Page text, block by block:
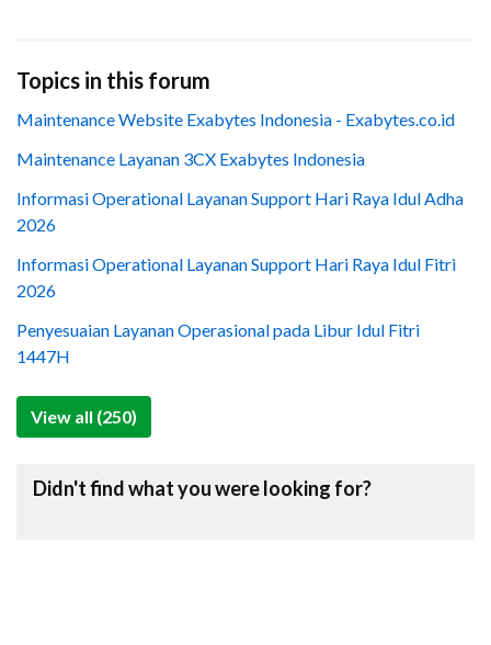
Topics in this forum
Maintenance Website Exabytes Indonesia - Exabytes.co.id
Maintenance Layanan 3CX Exabytes Indonesia
Informasi Operational Layanan Support Hari Raya Idul Adha
2026
Informasi Operational Layanan Support Hari Raya Idul Fitri
2026
Penyesuaian Layanan Operasional pada Libur Idul Fitri
1447H
View all (250)
Didn't find what you were looking for?